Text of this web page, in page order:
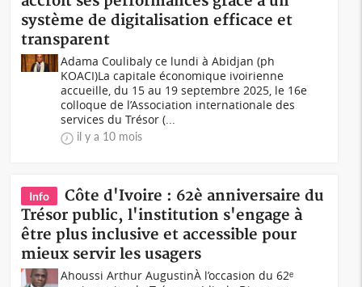
système de digitalisation efficace et
transparent
Adama Coulibaly ce lundi à Abidjan (ph
KOACI)La capitale économique ivoirienne
accueille, du 15 au 19 septembre 2025, le 16e
colloque de l’Association internationale des
services du Trésor (...
il y a 10 mois
Info
Côte d'Ivoire : 62è anniversaire du
Trésor public, l'institution s'engage à
être plus inclusive et accessible pour
mieux servir les usagers
Ahoussi Arthur AugustinÀ l’occasion du 62ᵉ